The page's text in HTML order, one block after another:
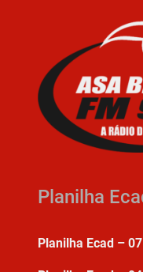
Planilha
Planilha Ecad –